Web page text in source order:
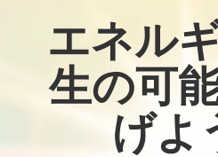
エネル
生の可
げよ